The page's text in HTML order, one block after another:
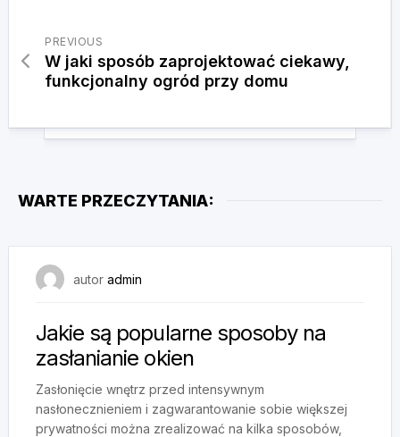
PREVIOUS
W jaki sposób zaprojektować ciekawy,
funkcjonalny ogród przy domu
WARTE PRZECZYTANIA:
autor admin
Jakie są popularne sposoby na
zasłanianie okien
Zasłonięcie wnętrz przed intensywnym
nasłonecznieniem i zagwarantowanie sobie większej
prywatności można zrealizować na kilka sposobów,